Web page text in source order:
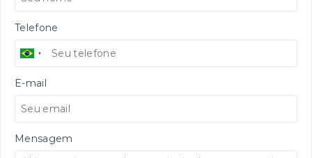
Telefone
E-mail
Mensagem